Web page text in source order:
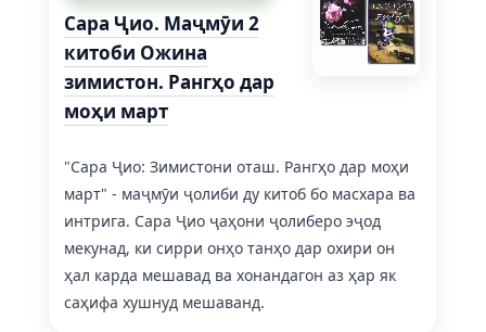
Сара Ҷио. Маҷмӯи 2
китоби Ожина
зимистон. Рангҳо дар
моҳи март
"Сара Ҷио: Зимистони оташ. Рангҳо дар моҳи
март" - маҷмӯи ҷолиби ду китоб бо масхара ва
интрига. Сара Ҷио ҷаҳони ҷолиберо эҷод
мекунад, ки сирри онҳо танҳо дар охири он
ҳал карда мешавад ва хонандагон аз ҳар як
саҳифа хушнуд мешаванд.